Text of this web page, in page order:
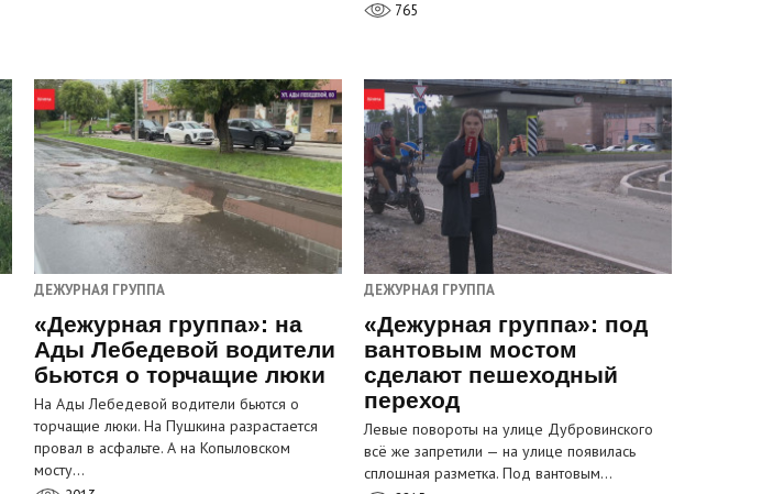
765
ДЕЖУРНАЯ ГРУППА
«Дежурная группа»: на
Ады Лебедевой водители
бьются о торчащие люки
На Ады Лебедевой водители бьются о
торчащие люки. На Пушкина разрастается
провал в асфальте. А на Копыловском
мосту…
ДЕЖУРНАЯ ГРУППА
«Дежурная группа»: под
вантовым мостом
сделают пешеходный
переход
Левые повороты на улице Дубровинского
всё же запретили — на улице появилась
сплошная разметка. Под вантовым…